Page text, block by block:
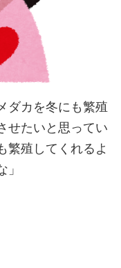
ダカを冬にも繁殖
せたいと思ってい
繁殖してくれるよ